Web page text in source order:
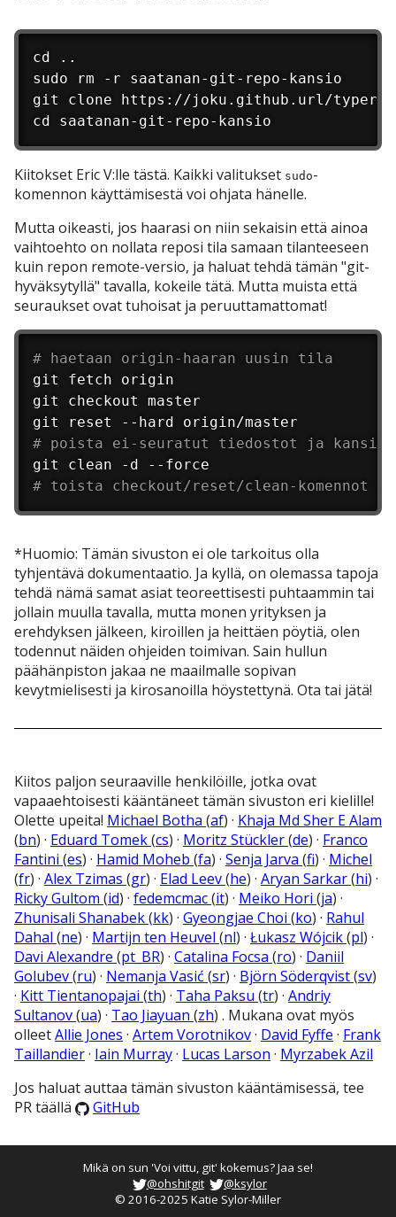
cd ..
sudo rm -r saatanan-git-repo-kansio
git clone https://joku.github.url/
cd saatanan-git-repo-kansio
Kiitokset Eric V:lle tästä. Kaikki valitukset sudo-
komennon käyttämisestä voi ohjata hänelle.
Mutta oikeasti, jos haarasi on niin sekaisin että ainoa
vaihtoehto on nollata reposi tila samaan tilanteeseen
kuin repon remote-versio, ja haluat tehdä tämän "git-
hyväksytyllä" tavalla, kokeile tätä. Mutta muista että
seuraukset ovat tuhoisat ja peruuttamattomat!
# haetaan origin-haaran uusin tila
git fetch origin
git checkout master
# poista ei-seuratut tiedostot ja kansiot
# toista checkout/reset/clean-komennot
*Huomio: Tämän sivuston ei ole tarkoitus olla
tyhjentävä dokumentaatio. Ja kyllä, on olemassa tapoja
tehdä nämä samat asiat teoreettisesti puhtaammin tai
jollain muulla tavalla, mutta monen yrityksen ja
erehdyksen jälkeen, kiroillen ja heittäen pöytiä, olen
todennut näiden ohjeiden toimivan. Sain hullun
päähänpiston jakaa ne maailmalle sopivan
kevytmielisesti ja kirosanoilla höystettynä. Ota tai jätä!
Kiitos paljon seuraaville henkilöille, jotka ovat
vapaaehtoisesti kääntäneet tämän sivuston eri kielille!
Olette upeita! Michael Botha (af) · Khaja Md Sher E Alam
(bn) · Eduard Tomek(cs) · Moritz Stückler(de) · Franco
Fantini (es) · Hamid Moheb (fa) · Senja Jarva (fi) · Michel
(fr) · Alex Tzimas (gr) · Elad Leev(he) · Aryan Sarkar(hi) ·
Ricky Gultom (id) · fedemcmac(it) · Meiko Hori (ja) ·
Zhunisali Shanabek(kk) · Gyeongjae Choi (ko) · Rahul
Dahal (ne) · Martijn ten Heuvel (nl) · Łukasz Wójcik(pl) ·
Davi Alexandre (pt_BR) · Catalina Focsa (ro) · Daniil
Golubev(ru) · Nemanja Vasić (sr) · Björn Söderqvist(sv)
· Kitt Tientanopajai (th) · Taha Paksu (tr) · Andriy
Sultanov(ua) · Tao Jiayuan (zh) . Mukana ovat myös
olleetAllie Jones · Artem Vorotnikov· David Fyffe · Frank
Taillandier· Iain Murray· Lucas Larson · Myrzabek Azil
Jos haluat auttaa tämän sivuston kääntämisessä, tee
PR täällä
GitHub
Mikä on sun 'Voi vittu, git' kokemus? Jaa se!
@ohshitgit
@ksylor
© 2016-2025 Katie Sylor-Miller